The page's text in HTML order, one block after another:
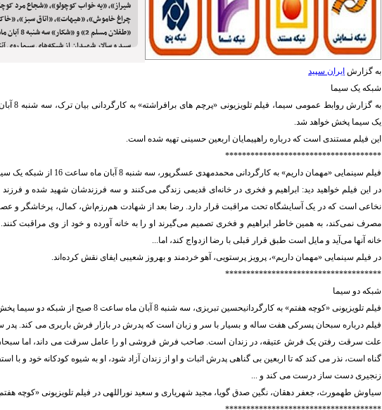
شیراز»، «یه خواب کوچولو»، «شجاع مرد
چراغ خاموش»، «هیهات»، «اتاق سبز»،
«طفلان مسلم
سید و سالار شهیدان از شبکه‌های سیما روی
به گزارش ایران سپید
شبکه یک سیما
یک سیما پخش خواهد شد.
این فیلم مستندی است که درباره راهپیمایان اربعین حسینی تهیه شده است.
*************************************
فیلم سینمایی «مهمان داریم» به کارگردانی محمدمهدی عسگرپور، سه شنبه 8 آبان ماه ساعت 16 از شبکه یک سیما پخش خواهد شد.
در این فیلم خواهید دید: ابراهیم و فخری در خانه‌ای قدیمی زندگی می‌کنند و سه فرزندشان شهید شده و
نخاعی‌ است که در یک آسایشگاه تحت مراقبت قرار دارد. رضا بعد از شهادت هم‌رزم‌اش، کمال، پرخاشگر و
مصرف نمی‌کند، به همین خاطر ابراهیم و فخری تصمیم می‌گیرند او را به خانه آورده و خود از وی مراقبت
خانه آنها می‌آید و مایل است طبق قرار قبلی با رضا ازدواج کند، اما...
در فیلم سینمایی «مهمان داریم»، پرویز پرستویی، آهو خردمند و بهروز شعیبی ایفای نقش کرده‌اند.
*************************************
شبکه دو سیما
فیلم تلویزیونی «کوچه هفتم» به کارگردانیحسین تبریزی، سه شنبه 8 آبان ماه ساعت ‌‌8 صبح از شبکه دو سیما پخش می‌شود.
فیلم درباره سبحان پسرکی هفت ساله و بسیار با سر و زبان است که پدرش در بازار فرش باربری می کند.
علت سرقت رفتن یک فرش عتیقه، در زندان است. صاحب فرش فروشی او را عامل سرقت می داند، اما
گناه است، نذر می کند که تا اربعین بی گناهی پدرش اثبات و او از زندان آزاد شود، او به شیوه کودکانه خود و با
زنجیری دست ساز درست می کند و ...
سیاوش طهمورث، جعفر دهقان، نگین صدق گویا، مجید شهریاری و سعید نوراللهی در فیلم تلویزیونی «کوچه